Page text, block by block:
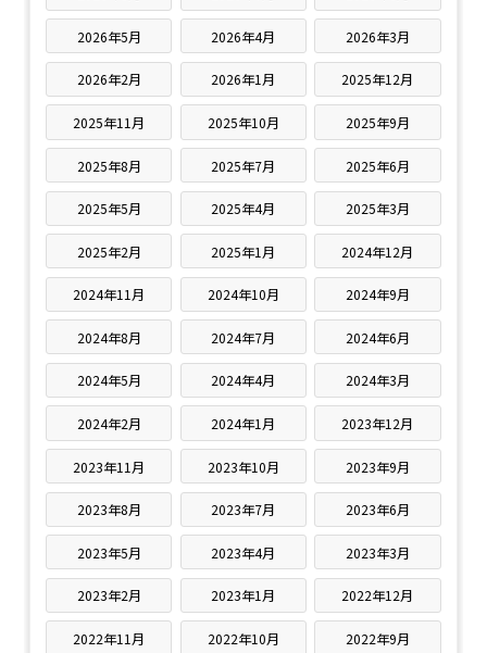
2026年5月 2026年4月 2026年3月
2026年2月 2026年1月 2025年12月
2025年11月 2025年10月 2025年9月
2025年8月 2025年7月 2025年6月
2025年5月 2025年4月 2025年3月
2025年2月 2025年1月 2024年12月
2024年11月 2024年10月 2024年9月
2024年8月 2024年7月 2024年6月
2024年5月 2024年4月 2024年3月
2024年2月 2024年1月 2023年12月
2023年11月 2023年10月 2023年9月
2023年8月 2023年7月 2023年6月
2023年5月 2023年4月 2023年3月
2023年2月 2023年1月 2022年12月
2022年11月 2022年10月 2022年9月